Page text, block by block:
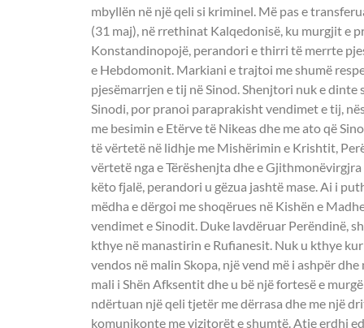
mbyllën në një qeli si kriminel. Më pas e
(31 maj), në rrethinat Kalqedonisë, ku murgjit e
Konstandinopojë, perandori e thirri të merrte
e Hebdomonit. Markiani e trajtoi me shumë
pjesëmarrjen e tij në Sinod. Shenjtori nuk e dinte
Sinodi, por pranoi paraprakisht vendimet e tij,
me besimin e Etërve të Nikeas dhe me ato që
të vërtetë në lidhje me Mishërimin e Krishtit,
vërtetë nga e Tërëshenjta dhe e
këto fjalë, perandori u gëzua jashtë mase. Ai i
mëdha e dërgoi me shoqërues në Kishën e
vendimet e Sinodit. Duke lavdëruar Perëndinë,
kthye në manastirin e Rufianesit. Nuk u kthye
vendos në malin Skopa, një vend më i ashpër
mali i Shën Afksentit dhe u bë një fortesë e
ndërtuan një qeli tjetër me dërrasa dhe me një
komunikonte me vizitorët e shumtë. Atje erdhi